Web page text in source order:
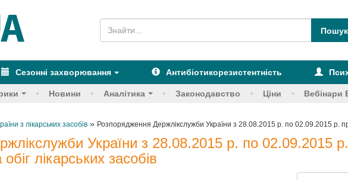
Сезонні захворювання Антибіотикорезистентність
Новини Аналітика Законодавство Ціни Вебінари
з лікарських засобів » Розпорядження Держлікслужби України з 28.08.2015 р. по 02.09.2015 р.
України з 28.08.2015 р. по 02.09.2015
лікарських засобів